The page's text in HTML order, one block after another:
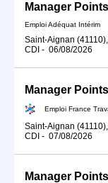
Manager
Emploi Adéquat Intérim
Saint-Aignan
CDI - 06/08/2026
Manager
Emploi France
Saint-Aignan
CDI - 07/08/2026